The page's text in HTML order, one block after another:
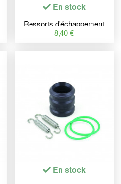
En stock
Ressorts d'échappement
BIHR 90mm
8,40 €
En stock